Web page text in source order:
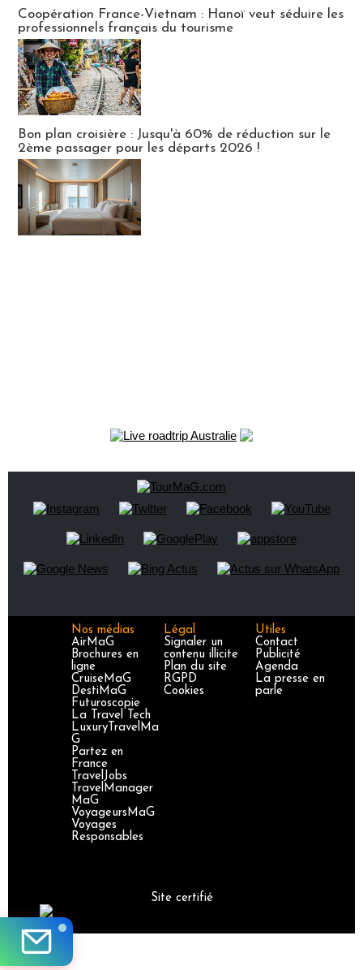
Coopération France-Vietnam : Hanoï veut séduire les
professionnels français du tourisme
Bon plan croisière : Jusqu'à 60% de réduction sur le
2ème passager pour les départs 2026 !
Nos médias
AirMaG
Brochures en
ligne
CruiseMaG
DestiMaG
Futuroscopie
La Travel Tech
LuxuryTravelMa
G
Partez en
France
TravelJobs
TravelManager
MaG
VoyageursMaG
Voyages
Responsables
Légal
Signaler un
contenu illicite
Plan du site
RGPD
Cookies
Utiles
Contact
Publicité
Agenda
La presse en
parle
Site certifié